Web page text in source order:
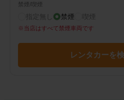
禁煙/喫煙
指定無し 禁煙 喫煙
※ 当店はすべて禁煙車両です
レンタカーを